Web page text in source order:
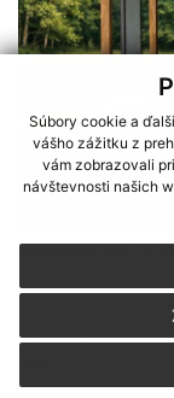
Súbory cookie a
vášho zážitku z
vám zobrazovali
návštevnosti našich
Sme
BANÍCKA